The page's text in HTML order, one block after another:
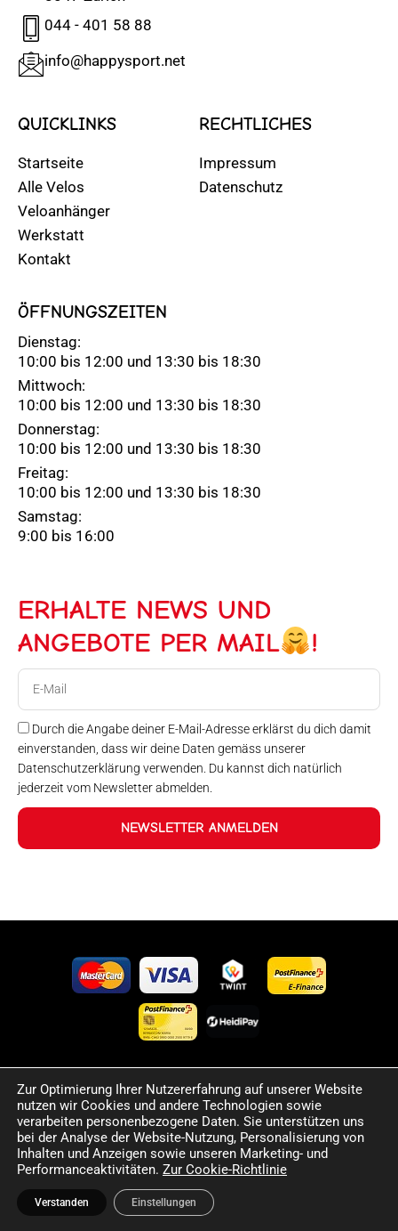
044 - 401 58 88
info@happysport.net
QUICKLINKS
Startseite
Alle Velos
Veloanhänger
Werkstatt
Kontakt
RECHTLICHES
Impressum
Datenschutz
ÖFFNUNGSZEITEN
Dienstag:
10:00 bis 12:00 und 13:30 bis 18:30
Mittwoch:
10:00 bis 12:00 und 13:30 bis 18:30
Donnerstag:
10:00 bis 12:00 und 13:30 bis 18:30
Freitag:
10:00 bis 12:00 und 13:30 bis 18:30
Samstag:
9:00 bis 16:00
ERHALTE NEWS UND
ANGEBOTE PER MAIL
!
Durch die Angabe deiner E-Mail-Adresse erklärst du dich damit
einverstanden, dass wir deine Daten gemäss unserer
Datenschutzerklärung verwenden. Du kannst dich natürlich
jederzeit vom Newsletter abmelden.
NEWSLETTER ANMELDEN
©2024 Happy Sport. Alle auf dieser Website angegebenen
Preise und Informationen sind unverbindlich und können
Fehler sowie Irrtümer enthalten. Wir behalten uns das Recht
vor, jederzeit Änderungen vorzunehmen. Für die Richtigkeit
und Aktualität der bereitgestellten Informationen
übernehmen wir keine Haftung.
Zur Optimierung Ihrer Nutzererfahrung auf unserer Website
nutzen wir Cookies und andere Technologien sowie
verarbeiten personenbezogene Daten. Sie unterstützen uns
bei der Analyse der Website-Nutzung, Personalisierung von
Inhalten und Anzeigen sowie unseren Marketing- und
Performanceaktivitäten. Zur Cookie-Richtlinie
Verstanden Einstellungen